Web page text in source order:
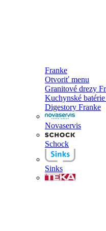
Franke
Otvoriť menu
Granitové drezy
Kuchynské
Digestory Franke
Novaservis
Schock
Sinks